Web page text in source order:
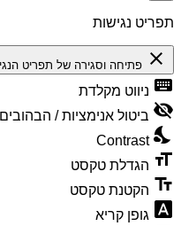
וסגירה של תפריט הנגישות
מקלדת
אנימציות / הבהובים
טקסט
טקסט
קריא